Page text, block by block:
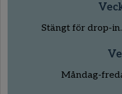
Stängt för drop-
Måndag-